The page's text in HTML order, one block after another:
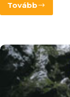
TovábbPanoráma
–
Tutorial